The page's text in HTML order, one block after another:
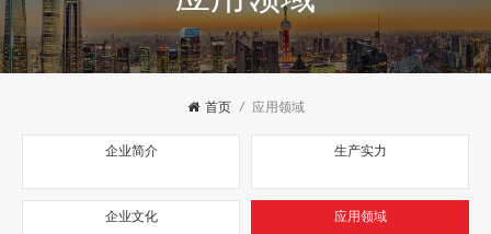
首页 / 应用领域
企业简介 生产实力
企业文化 应用领域